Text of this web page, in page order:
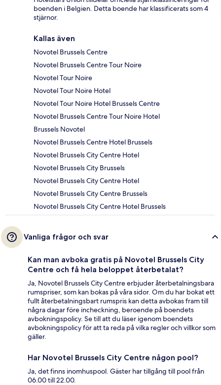
boenden i Belgien. Detta boende har klassificerats som 4
stjärnor.
Kallas även
Novotel Brussels Centre
Novotel Brussels Centre Tour Noire
Novotel Tour Noire
Novotel Tour Noire Hotel
Novotel Tour Noire Hotel Brussels Centre
Novotel Brussels Centre Tour Noire Hotel
Brussels Novotel
Novotel Brussels Centre Hotel Brussels
Novotel Brussels City Centre Hotel
Novotel Brussels City Brussels
Novotel Brussels City Centre Hotel
Novotel Brussels City Centre Brussels
Novotel Brussels City Centre Hotel Brussels
Vanliga frågor och svar
Kan man avboka gratis på Novotel Brussels City
Centre och få hela beloppet återbetalat?
Ja, Novotel Brussels City Centre erbjuder återbetalningsbara
rumspriser, som kan bokas på våra sidor. Om du har bokat ett
fullt återbetalningsbart rumspris kan detta avbokas fram till
några dagar före incheckning, beroende på boendets
avbokningspolicy. Se till att du läser igenom boendets
avbokningspolicy för att ta reda på vilka regler och villkor som
gäller.
Har Novotel Brussels City Centre någon pool?
Ja, det finns inomhuspool. Gäster har tillgång till pool från
06.00 till 22.00.